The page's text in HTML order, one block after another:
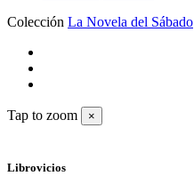
Colección La Novela del Sábado
Tap to zoom ×
Librovicios